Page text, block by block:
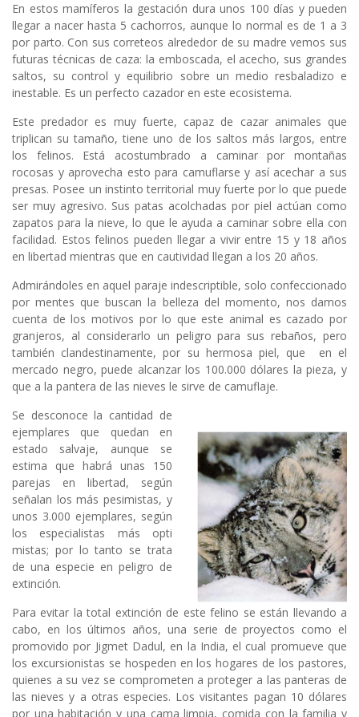
En estos mamíferos la gestación dura unos 100 días y pueden
llegar a nacer hasta 5 cachorros, aunque lo normal es de 1 a 3
por parto. Con sus correteos alrededor de su madre vemos sus
futuras técnicas de caza: la emboscada, el acecho, sus grandes
saltos, su control y equilibrio sobre un medio resbaladizo e
inestable. Es un perfecto cazador en este ecosistema.
Este predador es muy fuerte, capaz de cazar animales que
triplican su tamaño, tiene uno de los saltos más largos, entre
los felinos. Está acostumbrado a caminar por montañas
rocosas y aprovecha esto para camuflarse y así acechar a sus
presas. Posee un instinto territorial muy fuerte por lo que puede
ser muy agresivo. Sus patas acolchadas por piel actúan como
zapatos para la nieve, lo que le ayuda a caminar sobre ella con
facilidad. Estos felinos pueden llegar a vivir entre 15 y 18 años
en libertad mientras que en cautividad llegan a los 20 años.
Admirándoles en aquel paraje indescriptible, solo confeccionado
por mentes que buscan la belleza del momento, nos damos
cuenta de los motivos por lo que este animal es cazado por
granjeros, al considerarlo un peligro para sus rebaños, pero
también clandestinamente, por su hermosa piel, que en el
mercado negro, puede alcanzar los 100.000 dólares la pieza, y
que a la pantera de las nieves le sirve de camuflaje.
Se desconoce la cantidad de
ejemplares que quedan en
estado salvaje, aunque se
estima que habrá unas 150
parejas en libertad, según
señalan los más pesimistas, y
unos 3.000 ejemplares, según
los especialistas más opti
mistas; por lo tanto se trata
de una especie en peligro de
extinción.
Para evitar la total extinción de este felino se están llevando a
cabo, en los últimos años, una serie de proyectos como el
promovido por Jigmet Dadul, en la India, el cual promueve que
los excursionistas se hospeden en los hogares de los pastores,
quienes a su vez se comprometen a proteger a las panteras de
las nieves y a otras especies. Los visitantes pagan 10 dólares
por una habitación y una cama limpia, comida con la familia y